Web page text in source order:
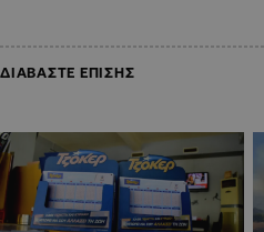
ΔΙΑΒΑΣΤΕ ΕΠΙΣΗΣ